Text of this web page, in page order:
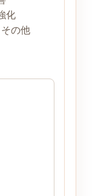
化
その他